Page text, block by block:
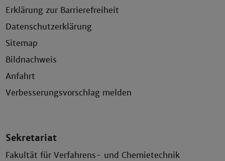
Erklärung zur Barrierefreiheit
Datenschutzerklärung
Sitemap
Bildnachweis
Anfahrt
Verbesserungsvorschlag melden
Sekretariat
Fakultät für Verfahrens- und Chemietechnik